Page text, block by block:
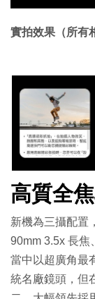
實拍效果（所有
高質全
新機為三攝配置
90mm 3.5x 長焦
當中以超廣角最
統名廠鏡頭，但